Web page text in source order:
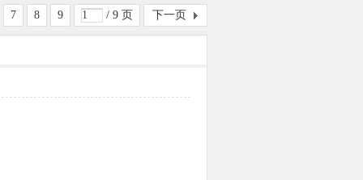
7 8 9 / 9 页 下一页